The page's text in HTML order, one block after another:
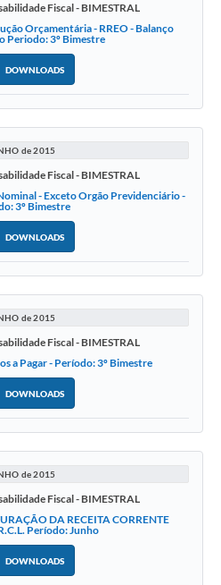
Fiscal - BIMESTRAL
Orçamentária - RREO - Balanço
Periodo: 3º Bimestre
DOWNLOADS
de 2015
Fiscal - BIMESTRAL
- Exceto Orgão Previdenciário -
3º Bimestre
DOWNLOADS
de 2015
Fiscal - BIMESTRAL
a Pagar - Período: 3º Bimestre
DOWNLOADS
de 2015
Fiscal - BIMESTRAL
DA RECEITA CORRENTE
Período: Junho
DOWNLOADS